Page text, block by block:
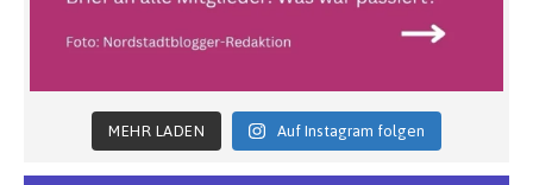
MEHR LADEN Auf Instagram folgen